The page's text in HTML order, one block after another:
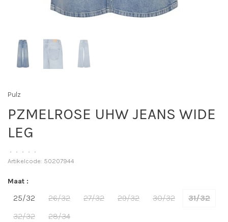
Pulz
PZMELROSE UHW JEANS WIDE
LEG
• • • •
•
Artikelcode: 50207944
Maat :
25/32 26/32 27/32 29/32 30/32
31/32
32/32
28/34